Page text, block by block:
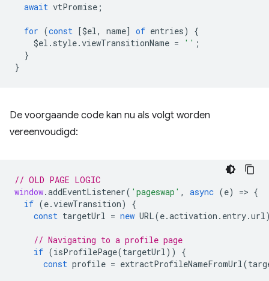
await vtPromise ;
for (const [$el , name] of entries)
{
$el . style.viewTransitionName = '' ;
}
}
De voorgaande code kan nu als volgt worden
vereenvoudigd:
// OLD PAGE LOGIC
window.addEventListener( 'pageswap' , async (e) => {
if (e.viewTransition)
{
const targetUrl = new URL(e.activation . entry.url
// Navigating to a profile page
if (isProfilePage(targetUrl ))
{
const profile = extractProfileNameFromUrl (